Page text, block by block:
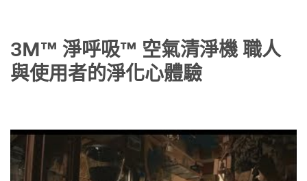
3M™ 淨呼吸™ 空氣清淨機 職人
與使用者的淨化心體驗